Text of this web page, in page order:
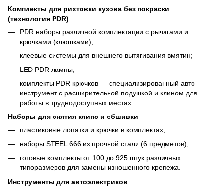
Комплекты для рихтовки кузова без покраски
(технология PDR)
PDR наборы различной комплектации с рычагами и
крючками (клюшками);
клеевые системы для внешнего вытягивания вмятин;
LED PDR лампы;
комплекты PDR крючков — специализированный авто
инструмент с расширительной подушкой и клином для
работы в труднодоступных местах.
Наборы для снятия клипс и обшивки
пластиковые лопатки и крючки в комплектах;
наборы STEEL 666 из прочной стали (6 предметов);
готовые комплекты от 100 до 925 штук различных
типоразмеров для замены изношенного крепежа.
Инструменты для автоэлектриков